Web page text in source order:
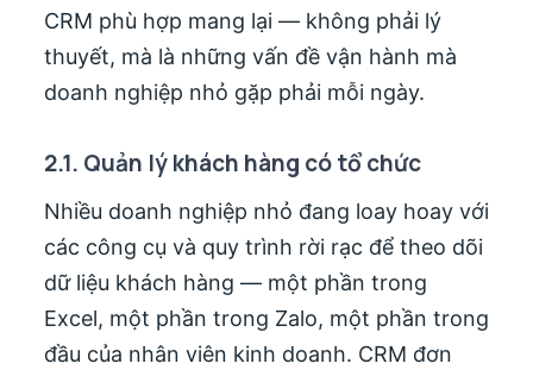
CRM phù hợp mang lại — không phải lý
thuyết, mà là những vấn đề vận hành mà
doanh nghiệp nhỏ gặp phải mỗi ngày.
2.1. Quản lý khách hàng có tổ chức
Nhiều doanh nghiệp nhỏ đang loay hoay với
các công cụ và quy trình rời rạc để theo dõi
dữ liệu khách hàng — một phần trong
Excel, một phần trong Zalo, một phần trong
đầu của nhân viên kinh doanh. CRM đơn